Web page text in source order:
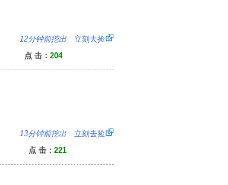
12分钟前挖出 立刻去捡
点 击： 204
13分钟前挖出 立刻去捡
点 击： 221